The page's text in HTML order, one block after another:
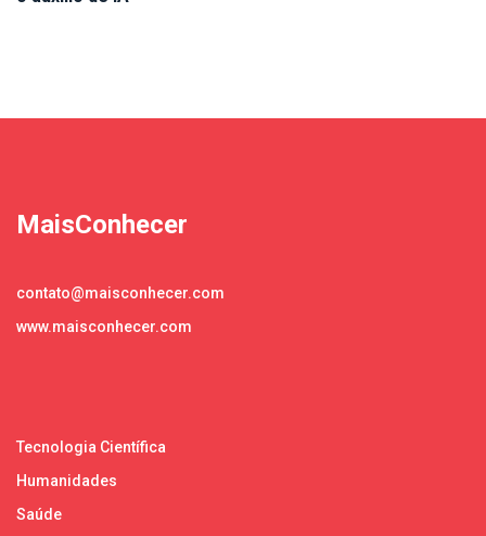
MaisConhecer
contato@maisconhecer.com
www.maisconhecer.com
Tecnologia Científica
Humanidades
Saúde